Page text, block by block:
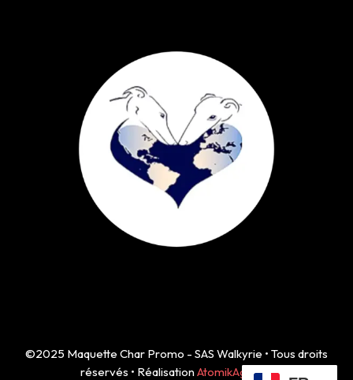
©2025 Maquette Char Promo - SAS Walkyrie • Tous droits
réservés • RéalisationAtomikAgency